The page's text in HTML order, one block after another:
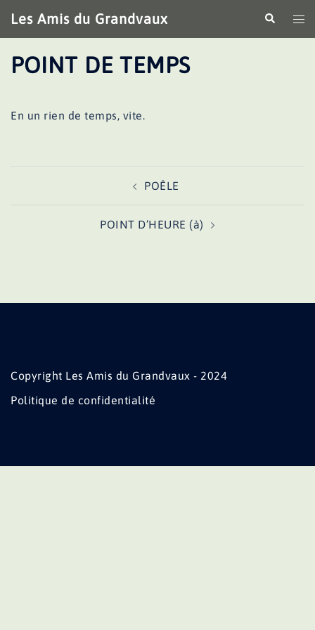
au
contenu
Les Amis du Grandvaux
le
POINT DE TEMPS
En un rien de temps, vite.
POÊLE
POINT D’HEURE (à)
Copyright Les Amis du Grandvaux - 2024
Politique de confidentialité